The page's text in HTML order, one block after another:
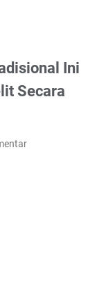
Ini
Secara